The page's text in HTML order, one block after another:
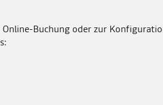
Buchung oder zur